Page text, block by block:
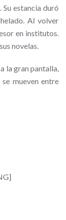
Su estancia duró
Al volver
en institutos.
novelas.
la gran pantalla,
mueven entre
]